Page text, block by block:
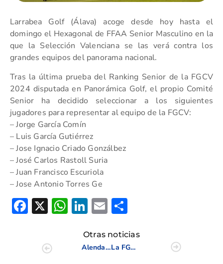
Larrabea Golf (Álava) acoge desde hoy hasta el
domingo el Hexagonal de FFAA Senior Masculino en la
que la Selección Valenciana se las verá contra los
grandes equipos del panorama nacional.
Tras la última prueba del Ranking Senior de la FGCV
2024 disputada en Panorámica Golf, el propio Comité
Senior ha decidido seleccionar a los siguientes
jugadores para representar al equipo de la FGCV:
– Jorge García Comín
– Luis García Gutiérrez
– Jose Ignacio Criado Gonzálbez
– José Carlos Rastoll Suria
– Juan Francisco Escuriola
– Jose Antonio Torres Ge
Facebook
X WhatsApp
LinkedIn
Email
Otras noticias
Alenda Golf acoge el Campeonato Absoluto de la CV
La FGCV inicia el II Hexagonal de FFAA´S Senior en tercer lugar